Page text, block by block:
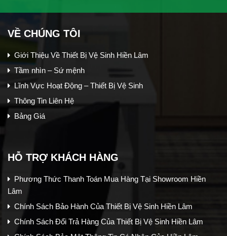
VỀ CHÚNG TÔI
Giới Thiệu Về Thiết Bị Vệ Sinh Hiền Lâm
Tầm nhìn – Sứ mệnh
Lĩnh Vực Hoạt Động – Thiết Bị Vệ Sinh
Thông Tin Liên Hệ
Bảng Giá
HỖ TRỢ KHÁCH HÀNG
Phương Thức Thanh Toán Mua Hàng Tại Showroom Hiền
Lâm
Chính Sách Bảo Hành Của Thiết Bị Vệ Sinh Hiền Lâm
Chính Sách Đổi Trả Hàng Của Thiết Bị Vệ Sinh Hiền Lâm